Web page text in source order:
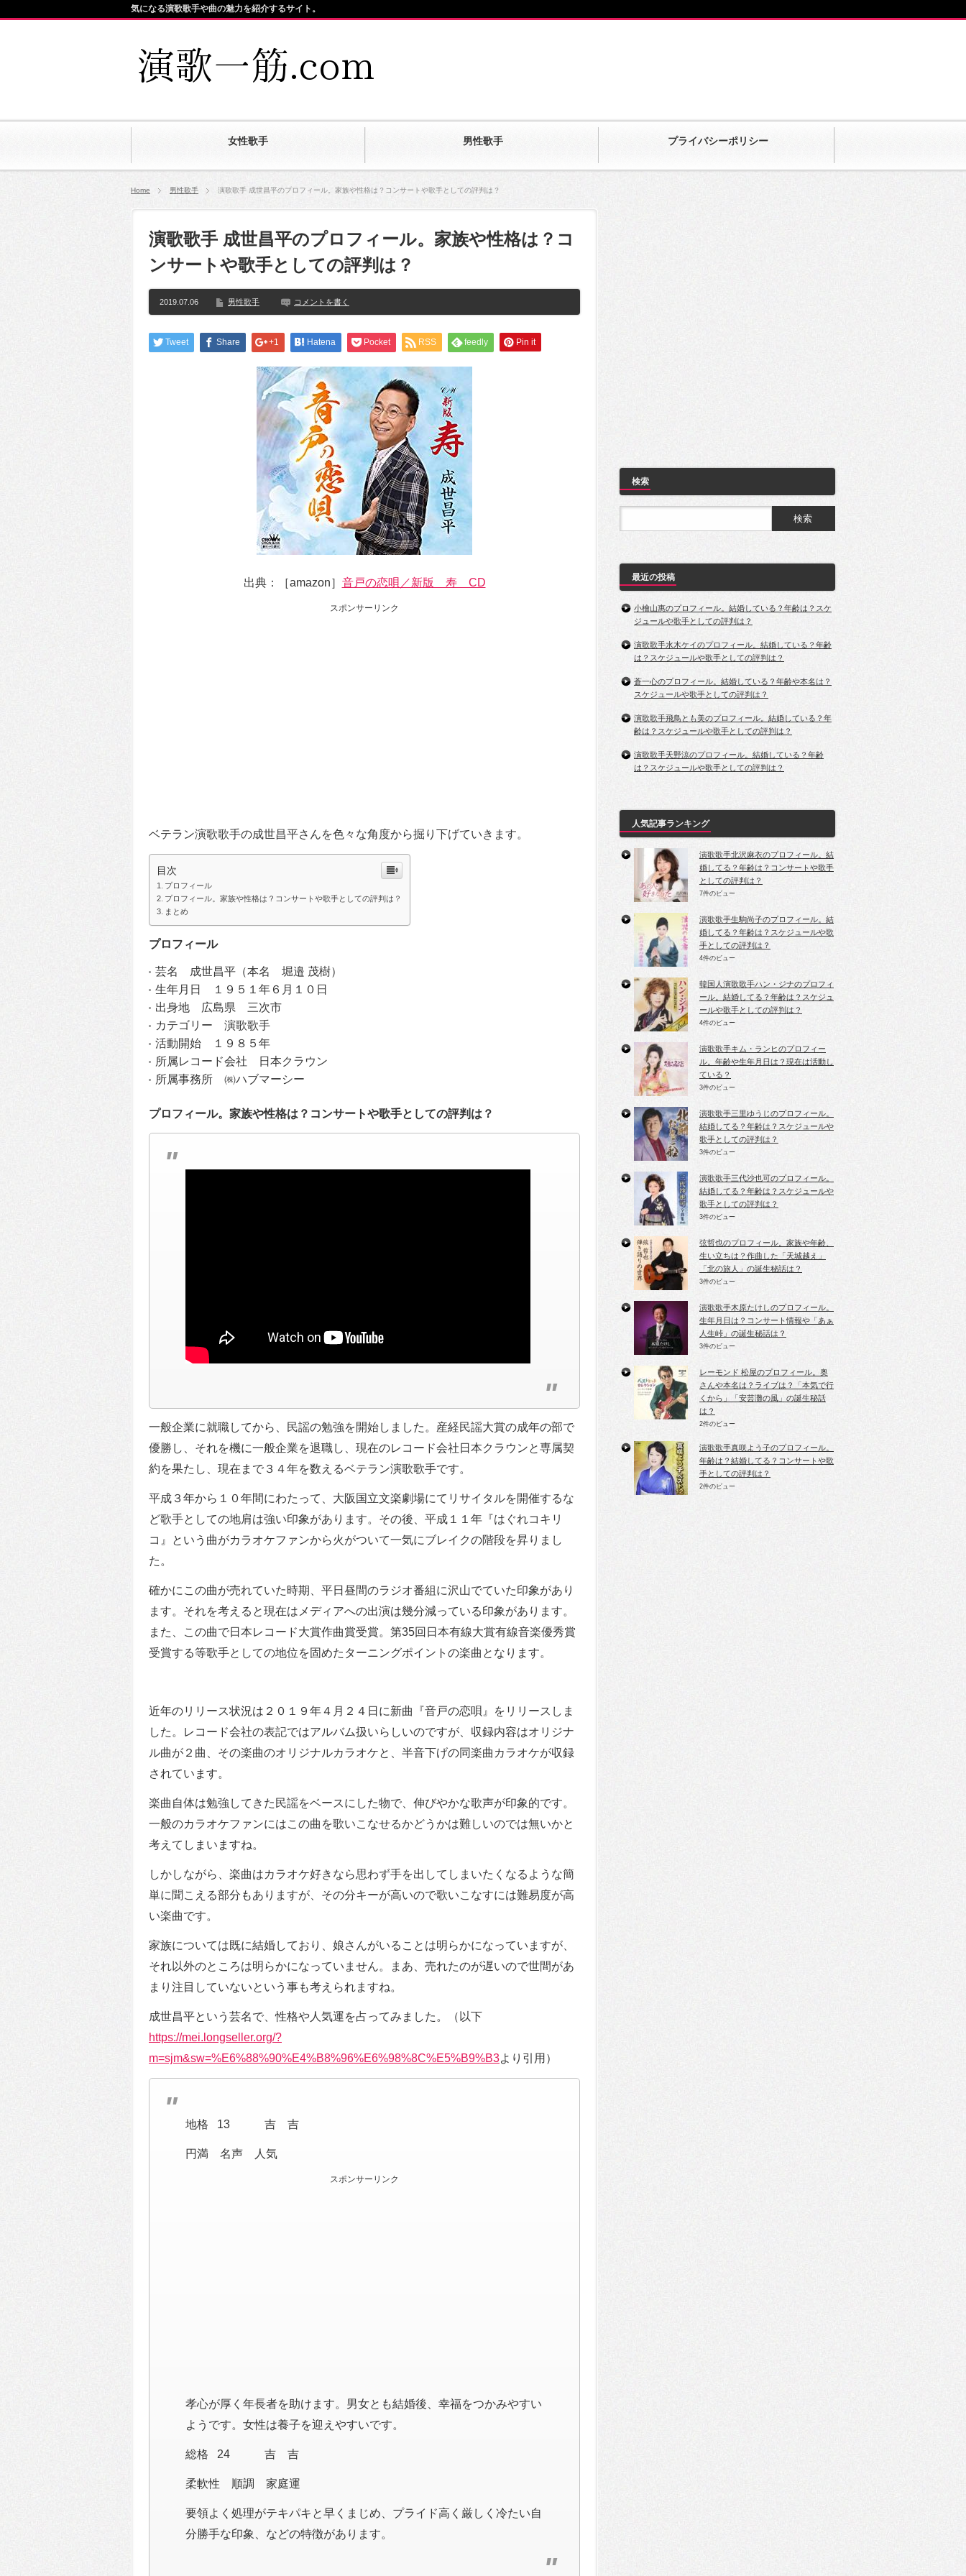
女性歌手 男性歌手 プライバシーポリシー
気になる演歌歌手や曲の魅力を紹介するサイト。
Home 男性歌手 演歌歌手 成世昌平のプロフィール。家族や性格は？コンサートや歌手としての評判は？
演歌歌手 成世昌平のプロフィール。家族や性格は？コ
ンサートや歌手としての評判は？
2019.07.06 男性歌手 コメントを書く
Tweet Share +1 Hatena Pocket RSS feedly Pin it
出典：［amazon］ 音戸の恋唄／新版 寿 CD
スポンサーリンク
ベテラン演歌歌手の成世昌平さんを色々な角度から掘り下げていきます。
目次
プロフィール
プロフィール。家族や性格は？コンサートや歌手としての評判は？
まとめ
プロフィール
芸名 成世昌平（本名 堀邉 茂樹）
生年月日 １９５１年６月１０日
出身地 広島県 三次市
カテゴリー 演歌歌手
活動開始 １９８５年
所属レコード会社 日本クラウン
所属事務所 ㈱ハブマーシー
プロフィール。家族や性格は？コンサートや歌手としての評判は？
一般企業に就職してから、民謡の勉強を開始しました。産経民謡大賞の成年の部で
優勝し、それを機に一般企業を退職し、現在のレコード会社日本クラウンと専属契
約を果たし、現在まで３４年を数えるベテラン演歌歌手です。
平成３年から１０年間にわたって、大阪国立文楽劇場にてリサイタルを開催するな
ど歌手としての地肩は強い印象があります。その後、平成１１年『はぐれコキリ
コ』という曲がカラオケファンから火がついて一気にブレイクの階段を昇りまし
た。
確かにこの曲が売れていた時期、平日昼間のラジオ番組に沢山でていた印象があり
ます。それを考えると現在はメディアへの出演は幾分減っている印象があります。
また、この曲で日本レコード大賞作曲賞受賞。第35回日本有線大賞有線音楽優秀賞
受賞する等歌手としての地位を固めたターニングポイントの楽曲となります。
近年のリリース状況は２０１９年４月２４日に新曲『音戸の恋唄』をリリースしま
した。レコード会社の表記ではアルバム扱いらしいのですが、収録内容はオリジナ
ル曲が２曲、その楽曲のオリジナルカラオケと、半音下げの同楽曲カラオケが収録
されています。
楽曲自体は勉強してきた民謡をベースにした物で、伸びやかな歌声が印象的です。
一般のカラオケファンにはこの曲を歌いこなせるかどうかは難しいのでは無いかと
考えてしまいますね。
しかしながら、楽曲はカラオケ好きなら思わず手を出してしまいたくなるような簡
単に聞こえる部分もありますが、その分キーが高いので歌いこなすには難易度が高
い楽曲です。
家族については既に結婚しており、娘さんがいることは明らかになっていますが、
それ以外のところは明らかになっていません。まあ、売れたのが遅いので世間があ
まり注目していないという事も考えられますね。
成世昌平という芸名で、性格や人気運を占ってみました。（以下
https://mei.longseller.org/?
m=sjm&sw=%E6%88%90%E4%B8%96%E6%98%8C%E5%B9%B3より引用）
地格 13 吉 吉
円満 名声 人気
スポンサーリンク
孝心が厚く年長者を助けます。男女とも結婚後、幸福をつかみやすい
ようです。女性は養子を迎えやすいです。
総格 24 吉 吉
柔軟性 順調 家庭運
要領よく処理がテキパキと早くまじめ、プライド高く厳しく冷たい自
分勝手な印象、などの特徴があります。
検索
最近の投稿
小檜山惠のプロフィール。結婚している？年齢は？スケ
ジュールや歌手としての評判は？
演歌歌手水木ケイのプロフィール。結婚している？年齢
は？スケジュールや歌手としての評判は？
蒼一心のプロフィール。結婚している？年齢や本名は？
スケジュールや歌手としての評判は？
演歌歌手飛鳥とも美のプロフィール。結婚している？年
齢は？スケジュールや歌手としての評判は？
演歌歌手天野涼のプロフィール。結婚している？年齢
は？スケジュールや歌手としての評判は？
人気記事ランキング
演歌歌手北沢麻衣のプロフィール。結
婚してる？年齢は？コンサートや歌手
としての評判は？
7件のビュー
演歌歌手生駒尚子のプロフィール。結
婚してる？年齢は？スケジュールや歌
手としての評判は？
4件のビュー
韓国人演歌歌手ハン・ジナのプロフィ
ール。結婚してる？年齢は？スケジュ
ールや歌手としての評判は？
4件のビュー
演歌歌手キム・ランヒのプロフィー
ル。年齢や生年月日は？現在は活動し
ている？
3件のビュー
演歌歌手三里ゆうじのプロフィール。
結婚してる？年齢は？スケジュールや
歌手としての評判は？
3件のビュー
演歌歌手三代沙也可のプロフィール。
結婚してる？年齢は？スケジュールや
歌手としての評判は？
3件のビュー
弦哲也のプロフィール。家族や年齢、
生い立ちは？作曲した「天城越え」
「北の旅人」の誕生秘話は？
3件のビュー
演歌歌手木原たけしのプロフィール。
生年月日は？コンサート情報や「あぁ
人生峠」の誕生秘話は？
3件のビュー
レーモンド 松屋のプロフィール。奥
さんや本名は？ライブは？「本気で行
くから」「安芸灘の風」の誕生秘話
は？
2件のビュー
演歌歌手真咲よう子のプロフィール。
年齢は？結婚してる？コンサートや歌
手としての評判は？
2件のビュー